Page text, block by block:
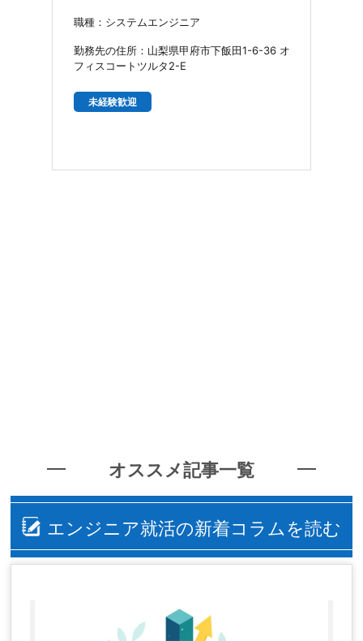
職種：システムエンジニア
勤務先の住所：山梨県甲府市下飯田1-6-36 オ
フィスコートツルタ2-E
未経験歓迎
オススメ記事一覧
エンジニア就活の新着コラムを読む